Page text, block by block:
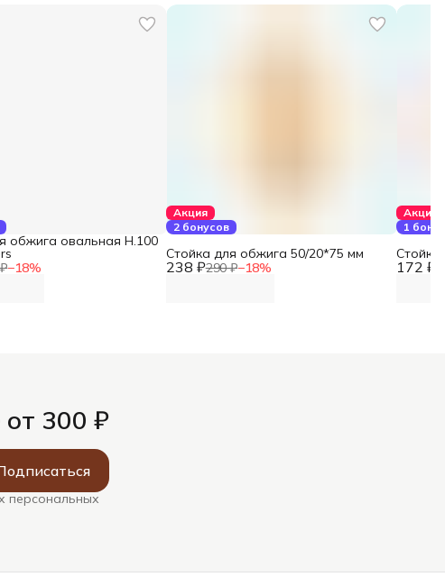
−18%
обжига овальная Н.100
Акция
2 бонусов
238 ₽290 ₽−18%
Стойка для обжига 50/20*75 мм
Акция
1
172 ₽
300 ₽
персональных